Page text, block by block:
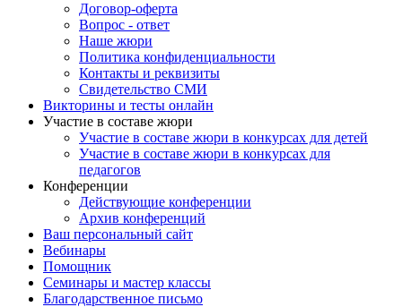
Договор-оферта
Вопрос - ответ
Наше жюри
Политика конфиденциальности
Контакты и реквизиты
Свидетельство СМИ
Викторины и тесты онлайн
Участие в составе жюри
Участие в составе жюри в конкурсах для детей
Участие в составе жюри в конкурсах для
педагогов
Конференции
Действующие конференции
Архив конференций
Ваш персональный сайт
Вебинары
Помощник
Семинары и мастер классы
Благодарственное письмо